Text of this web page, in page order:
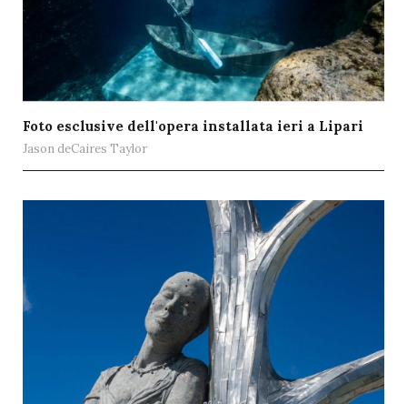
Foto esclusive dell'opera installata ieri a Lipari
Jason deCaires Taylor